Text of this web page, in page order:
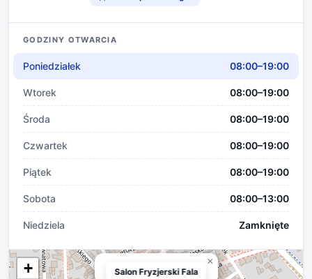
GODZINY OTWARCIA
Poniedziałek 08:00–19:00
Wtorek 08:00–19:00
Środa 08:00–19:00
Czwartek 08:00–19:00
Piątek 08:00–19:00
Sobota 08:00–13:00
Niedziela Zamknięte
Salon Fryzjerski Fala
×
+
Salon Fryzjerski Fala